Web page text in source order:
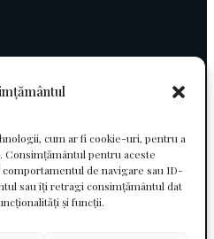
cum ar fi cookie-uri, pentru a
Consimțământul pentru aceste
de navigare sau ID-
sau îți retragi consimțământul dat
și funcții.